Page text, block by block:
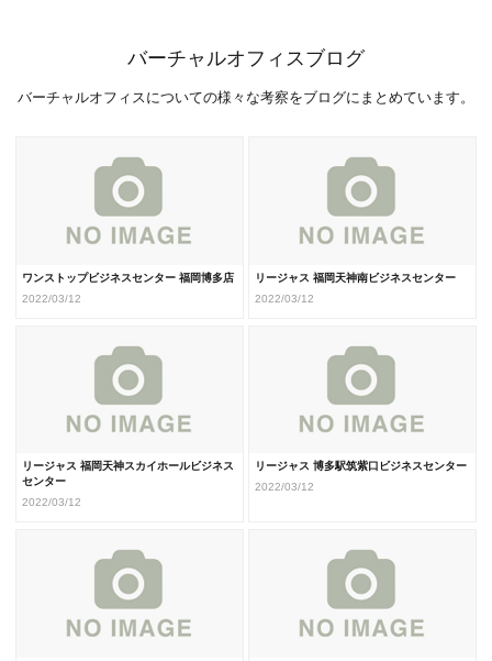
バーチャルオフィスブログ
バーチャルオフィスについての様々な考察をブログにまとめています。
ワンストップビジネスセンター 福岡博多店
2022/03/12
リージャス 福岡天神南ビジネスセンター
2022/03/12
リージャス 福岡天神スカイホールビジネス
センター
2022/03/12
リージャス 博多駅筑紫口ビジネスセンター
2022/03/12